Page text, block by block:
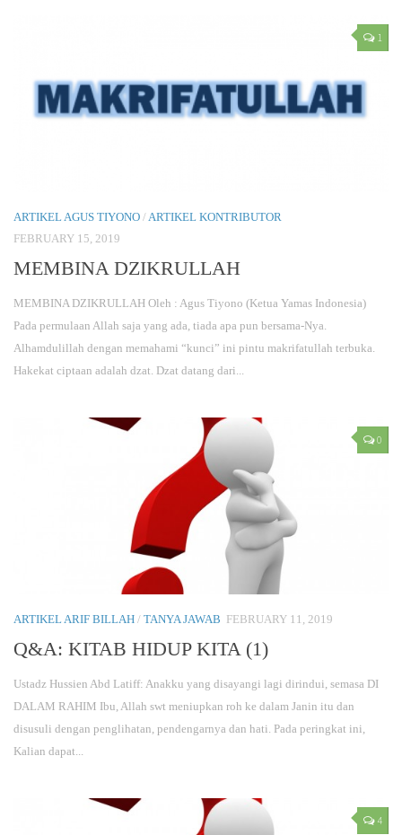
1
ARTIKEL AGUS TIYONO /ARTIKEL KONTRIBUTOR
FEBRUARY 15, 2019
MEMBINA DZIKRULLAH
MEMBINA DZIKRULLAH Oleh : Agus Tiyono (Ketua Yamas Indonesia)
Pada permulaan Allah saja yang ada, tiada apa pun bersama-Nya.
Alhamdulillah dengan memahami “kunci” ini pintu makrifatullah terbuka.
Hakekat ciptaan adalah dzat. Dzat datang dari...
0
ARTIKEL ARIF BILLAH / TANYA JAWAB FEBRUARY 11, 2019
Q&A: KITAB HIDUP KITA (1)
Ustadz Hussien Abd Latiff: Anakku yang disayangi lagi dirindui, semasa DI
DALAM RAHIM Ibu, Allah swt meniupkan roh ke dalam Janin itu dan
disusuli dengan penglihatan, pendengarnya dan hati. Pada peringkat ini,
Kalian dapat...
4